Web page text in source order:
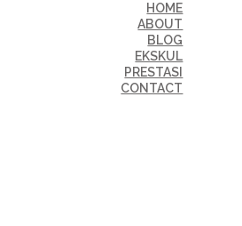
HOME
ABOUT
BLOG
EKSKUL
PRESTASI
CONTACT